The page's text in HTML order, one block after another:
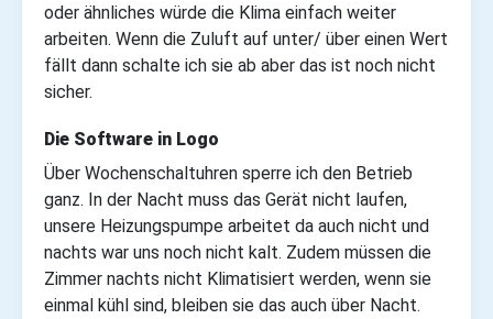
oder ähnliches würde die Klima einfach weiter
arbeiten. Wenn die Zuluft auf unter/ über einen Wert
fällt dann schalte ich sie ab aber das ist noch nicht
sicher.
Die Software in Logo
Über Wochenschaltuhren sperre ich den Betrieb
ganz. In der Nacht muss das Gerät nicht laufen,
unsere Heizungspumpe arbeitet da auch nicht und
nachts war uns noch nicht kalt. Zudem müssen die
Zimmer nachts nicht Klimatisiert werden, wenn sie
einmal kühl sind, bleiben sie das auch über Nacht.